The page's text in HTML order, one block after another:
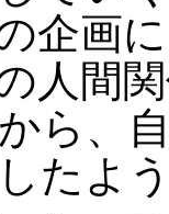
企画
人間
ら、
たよ